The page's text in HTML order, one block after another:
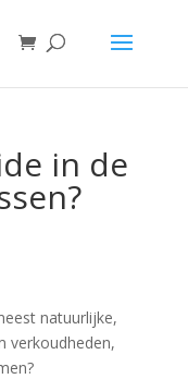
in de
natuurlijke,
verkoudheden,